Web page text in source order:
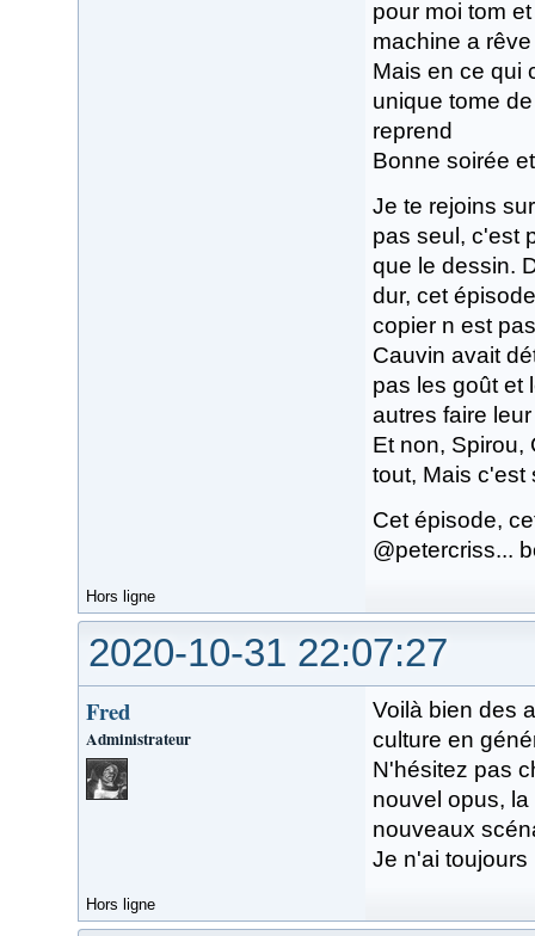
pour moi tom
machine a
Mais en ce qui
unique tome
reprend
Bonne soirée
Je te rejoins
pas seul, c'est
que le dessin.
dur, cet
copier n est
Cauvin avait
pas les goût et
autres faire
Et non, Spirou,
tout, Mais c'est
Cet épisode,
@petercriss...
Hors ligne
2020-10-31 22:07:27
Fred
Administrateur
Voilà bien des
culture en
N'hésitez pas
nouvel opus,
nouveaux
Je n'ai
Hors ligne